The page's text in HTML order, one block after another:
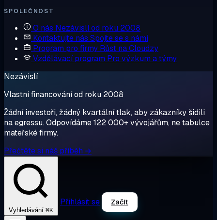
SPOLEČNOST
O nás Nezávislí od roku 2008
Kontaktujte nás Spojte se s námi
Program pro firmy Růst na Cloudzy
Vzdělávací program Pro výzkum a týmy
Nezávislí
Vlastní financování od roku 2008
Žádní investoři, žádný kvartální tlak, aby zákazníky šidili
na egressu. Odpovídáme 122 000+ vývojářům, ne tabulce
mateřské firmy.
Přečtěte si náš příběh →
Vyhledávání ⌘K
Přihlásit se Začít